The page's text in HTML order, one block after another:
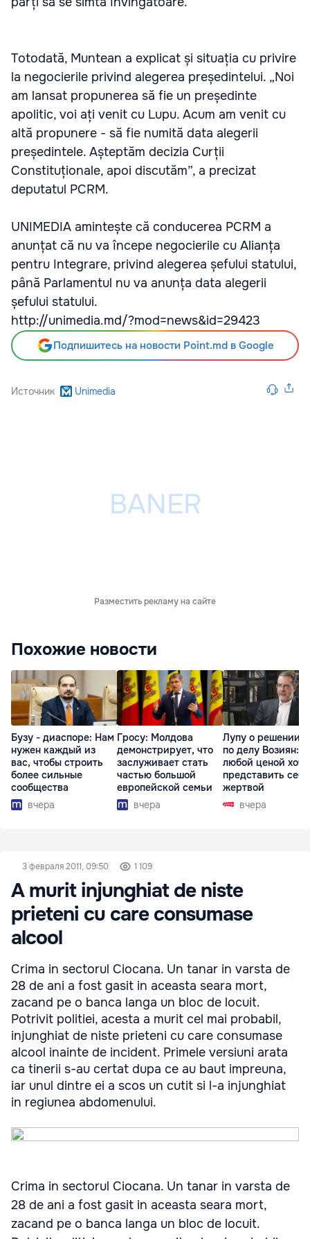
Totodată, Muntean a explicat și situația cu privire
la negocierile privind alegerea președintelui. „Noi
am lansat propunerea să fie un președinte
apolitic, voi ați venit cu Lupu. Acum am venit cu
altă propunere - să fie numită data alegerii
președintele. Așteptăm decizia Curții
Constituționale, apoi discutăm”, a precizat
deputatul PCRM.
UNIMEDIA amintește că conducerea PCRM a
anunțat că nu va începe negocierile cu Alianța
pentru Integrare, privind alegerea șefului statului,
până Parlamentul nu va anunța data alegerii
șefului statului.
http://unimedia.md/?mod=news&id=29423
Подпишитесь на новости Point.md в Google
Источник Unimedia
Разместить рекламу на сайте
Похожие новости
Бузу - диаспоре: Нам
нужен каждый из
вас, чтобы строить
более сильные
сообщества
вчера
Гросу: Молдова
демонстрирует, что
заслуживает стать
частью большой
европейской семьи
вчера
Лупу о решении
по делу Возиян:
любой ценой
представить себя
жертвой
вчера
3 февраля 2011, 09:50 1 109
A murit injunghiat de niste
prieteni cu care consumase
alcool
Crima in sectorul Ciocana. Un tanar in varsta de
28 de ani a fost gasit in aceasta seara mort,
zacand pe o banca langa un bloc de locuit.
Potrivit politiei, acesta a murit cel mai probabil,
injunghiat de niste prieteni cu care consumase
alcool inainte de incident. Primele versiuni arata
ca tinerii s-au certat dupa ce au baut impreuna,
iar unul dintre ei a scos un cutit si l-a injunghiat
in regiunea abdomenului.
Crima in sectorul Ciocana. Un tanar in varsta de
28 de ani a fost gasit in aceasta seara mort,
zacand pe o banca langa un bloc de locuit.